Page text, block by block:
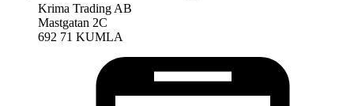
Krima Trading AB
Mastgatan 2C
692 71 KUMLA